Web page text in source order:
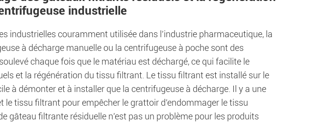
industrielle
industrielles couramment utilisée dans l'industrie pharmaceutique, la
à décharge manuelle ou la centrifugeuse à poche sont des
chaque fois que le matériau est déchargé, ce qui facilite le
et la régénération du tissu filtrant. Le tissu filtrant est installé sur le
à démonter et à installer que la centrifugeuse à décharge. Il y a une
le tissu filtrant pour empêcher le grattoir d'endommager le tissu
gâteau filtrante résiduelle n'est pas un problème pour les produits